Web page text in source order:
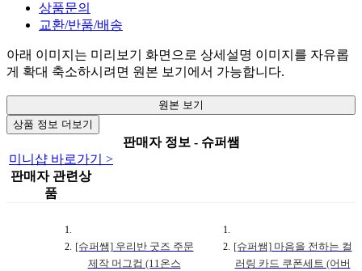
상품문의
교환/반품/배송
아래 이미지는 미리보기 화면으로 상세설명 이미지를 자유롭
게 확대 축소하시려면 원본 보기에서 가능합니다.
원본 보기
상품 정보 더보기
판매자 정보 - 슈퍼쌤
미니샵 바로가기 >
판매자 관련상
품
[슈퍼쌤] 우리반 굿즈 주문
제작 머그컵 (11온스
[슈퍼쌤] 마음을 전하는 컬
러링 카드 쿠폰세트 (어버